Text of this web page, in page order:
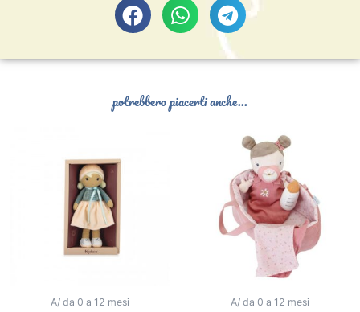
potrebbero piacerti anche...
A/ da 0 a 12 mesi A/ da 0 a 12 mesi